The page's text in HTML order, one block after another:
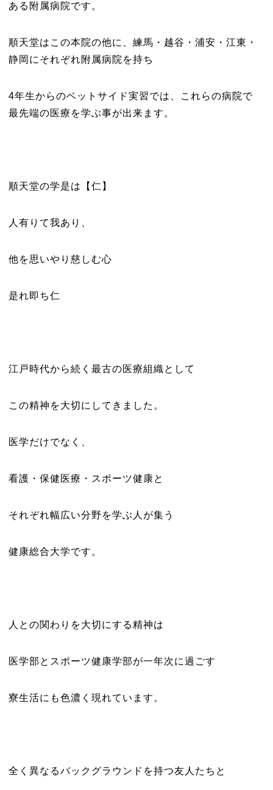
ある附属病院です。
順天堂はこの本院の他に、練馬・越谷・浦安・江東・
静岡にそれぞれ附属病院を持ち
4年生からのベットサイド実習では、これらの病院で
最先端の医療を学ぶ事が出来ます。
順天堂の学是は【仁】
人有りて我あり、
他を思いやり慈しむ心
是れ即ち仁
江戸時代から続く最古の医療組織として
この精神を大切にしてきました。
医学だけでなく、
看護・保健医療・スポーツ健康と
それぞれ幅広い分野を学ぶ人が集う
健康総合大学です。
人との関わりを大切にする精神は
医学部とスポーツ健康学部が一年次に過ごす
寮生活にも色濃く現れています。
全く異なるバックグラウンドを持つ友人たちと